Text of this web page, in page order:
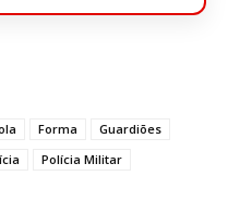
Forma
Guardiões
Polícia Militar